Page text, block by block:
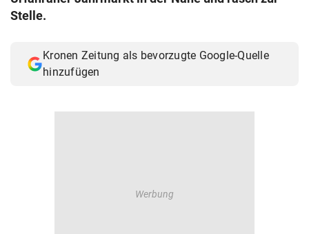
Muthgasse 2, 1190 Wien
Stelle.
Kronen Zeitung als bevorzugte Google-Quelle
hinzufügen